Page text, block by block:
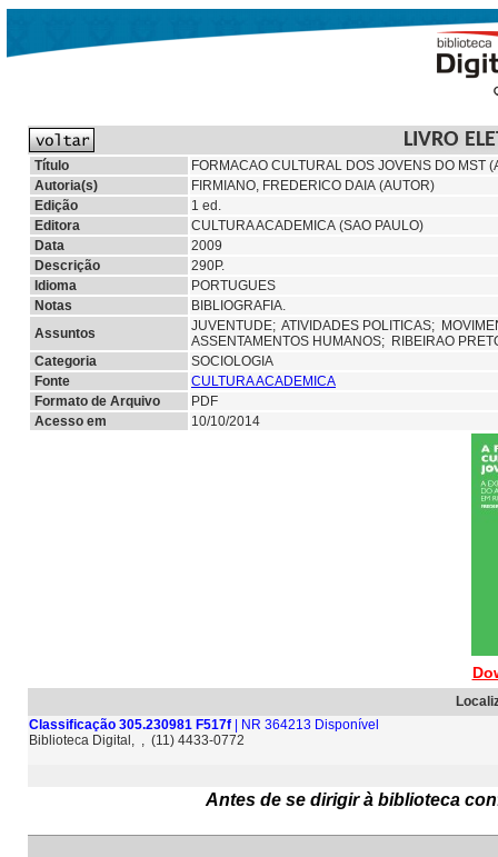
LIVRO
Título
FORMACAO CULTURAL DOS JOVENS DO MST
Autoria(s)
FIRMIANO, FREDERICO DAIA (AUTOR)
Edição
1 ed.
Editora
CULTURA ACADEMICA (SAO PAULO)
Data
2009
Descrição
290P.
Idioma
PORTUGUES
Notas
BIBLIOGRAFIA.
Assuntos
JUVENTUDE; ATIVIDADES POLITICAS;
ASSENTAMENTOS HUMANOS; RIBEIRAO
Categoria
SOCIOLOGIA
Fonte
CULTURA ACADEMICA
Formato de Arquivo
PDF
Acesso em
10/10/2014
Classificação 305.230981 F517f | NR 364213 Disponível
Biblioteca Digital, , (11) 4433-0772
Antes de se dirigir à biblioteca